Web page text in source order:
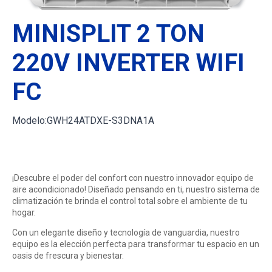
MINISPLIT 2 TON
220V INVERTER WIFI
FC
Modelo:GWH24ATDXE-S3DNA1A
¡Descubre el poder del confort con nuestro innovador equipo de
aire acondicionado! Diseñado pensando en ti, nuestro sistema de
climatización te brinda el control total sobre el ambiente de tu
hogar.
Con un elegante diseño y tecnología de vanguardia, nuestro
equipo es la elección perfecta para transformar tu espacio en un
oasis de frescura y bienestar.